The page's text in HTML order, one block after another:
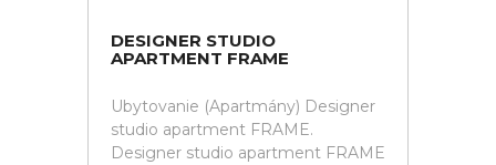
DESIGNER STUDIO
APARTMENT FRAME
Ubytovanie (Apartmány) Designer
studio apartment FRAME.
Designer studio apartment FRAME